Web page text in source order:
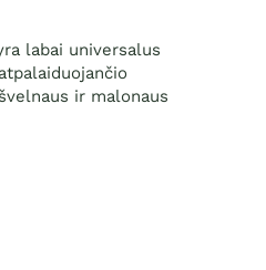
labai universalus
ir malonaus